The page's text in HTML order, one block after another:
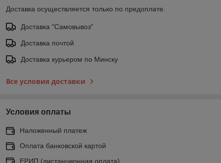
Доставка осуществляется только по предоплате.
Доставка "Самовывоз"
Доставка почтой
Доставка курьером по Минску
Все условия доставки
Условия оплаты
Наложенный платеж
Оплата банковской картой
ЕРИП (дистанционная оплата)